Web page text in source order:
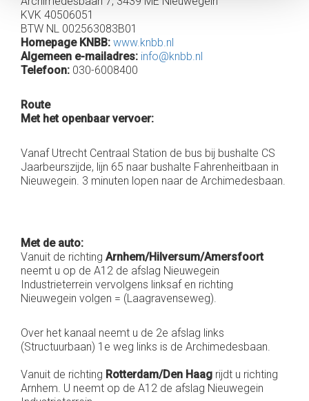
KVK 40506051
BTW NL 002563083B01
Homepage KNBB: www.knbb.nl
Algemeen e-mailadres: info@knbb.nl
Telefoon: 030-6008400
Route
Met het openbaar vervoer:
Vanaf Utrecht Centraal Station de bus bij bushalte CS
Jaarbeurszijde, lijn 65 naar bushalte Fahrenheitbaan in
Nieuwegein. 3 minuten lopen naar de Archimedesbaan.
Met de auto:
Vanuit de richting Arnhem/Hilversum/Amersfoort
neemt u op de A12 de afslag Nieuwegein
Industrieterrein vervolgens linksaf en richting
Nieuwegein volgen = (Laagravenseweg).
Over het kanaal neemt u de 2e afslag links
(Structuurbaan) 1e weg links is de Archimedesbaan.
Vanuit de richting Rotterdam/Den Haag rijdt u richting
Arnhem. U neemt op de A12 de afslag Nieuwegein